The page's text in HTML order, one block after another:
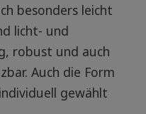
besonders leicht
licht- und
robust und auch
Auch die Form
gewählt